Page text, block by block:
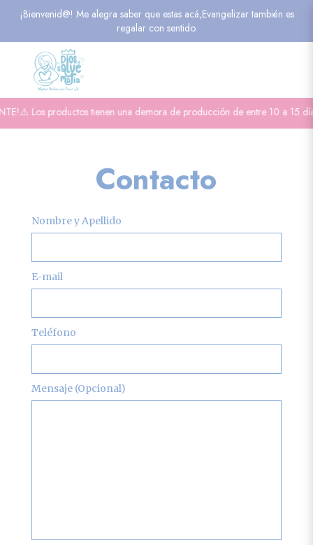
¡Bienvenid@! Me alegra saber que estas acá,Evangelizar también es
regalar con sentido.
Los productos tienen una demora de producción de entre 10 a 15
Contacto
Nombre y Apellido
E-mail
Teléfono
Mensaje (Opcional)